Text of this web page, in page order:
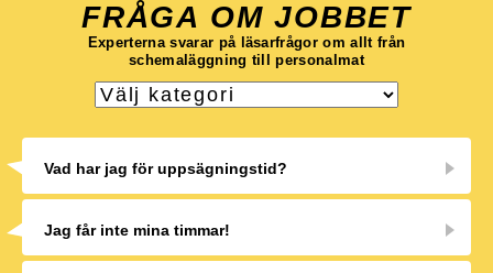
FRÅGA OM JOBBET
Experterna svarar på läsarfrågor om allt från
schemaläggning till personalmat
Vad har jag för uppsägningstid?
Jag får inte mina timmar!